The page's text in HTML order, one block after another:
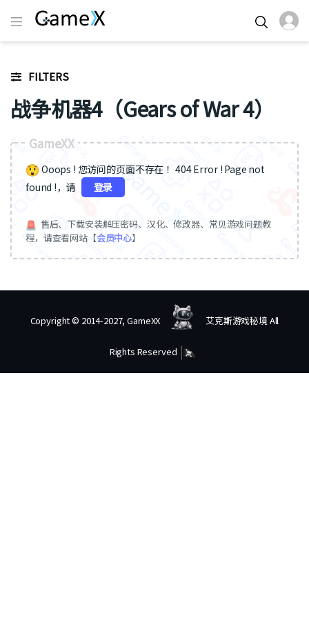
FILTERS
战争机器4（Gears of War 4）
GameXX
Ooops ! 您访问的页面不存在 ！404 Error ! Page not
found !，请
登录
售后、下载安装解压密码、汉化、修改器、常见游戏问题教
程，请查看网站【会员中心】
Copyright © 2014-2027, GameXX 艾克斯游戏秘境 All
Rights Reserved